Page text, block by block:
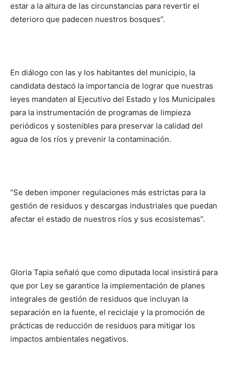
estar a la altura de las circunstancias para revertir el
deterioro que padecen nuestros bosques”.
En diálogo con las y los habitantes del municipio, la
candidata destacó la importancia de lograr que nuestras
leyes mandaten al Ejecutivo del Estado y los Municipales
para la instrumentación de programas de limpieza
periódicos y sostenibles para preservar la calidad del
agua de los ríos y prevenir la contaminación.
“Se deben imponer regulaciones más estrictas para la
gestión de residuos y descargas industriales que puedan
afectar el estado de nuestros ríos y sus ecosistemas”.
Gloria Tapia señaló que como diputada local insistirá para
que por Ley se garantice la implementación de planes
integrales de gestión de residuos que incluyan la
separación en la fuente, el reciclaje y la promoción de
prácticas de reducción de residuos para mitigar los
impactos ambientales negativos.